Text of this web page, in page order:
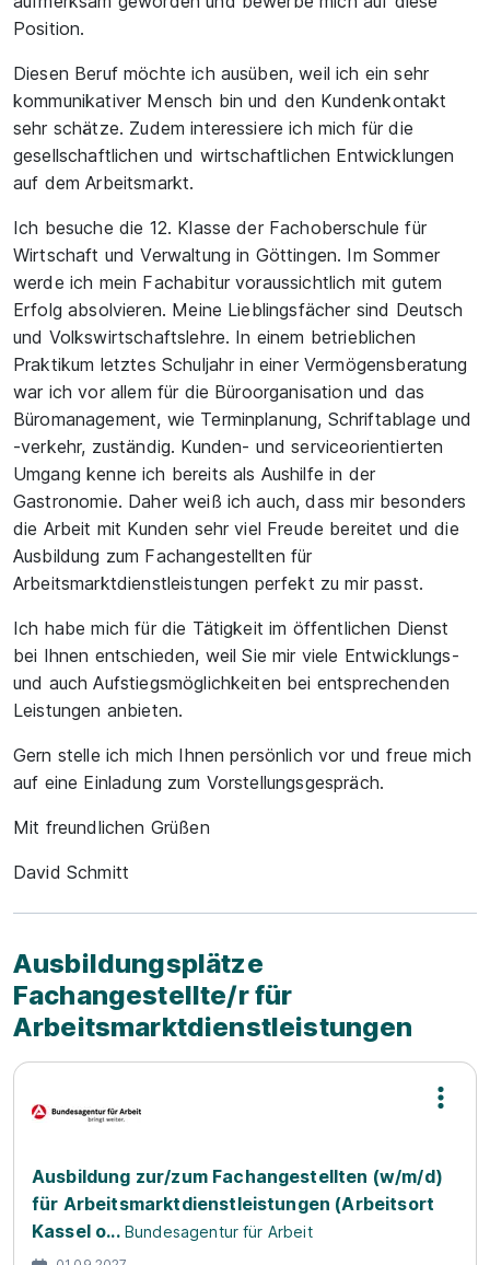
Position.
Diesen Beruf möchte ich ausüben, weil ich ein sehr
kommunikativer Mensch bin und den Kundenkontakt
sehr schätze. Zudem interessiere ich mich für die
gesellschaftlichen und wirtschaftlichen Entwicklungen
auf dem Arbeitsmarkt.
Ich besuche die 12. Klasse der Fachoberschule für
Wirtschaft und Verwaltung in Göttingen. Im Sommer
werde ich mein Fachabitur voraussichtlich mit gutem
Erfolg absolvieren. Meine Lieblingsfächer sind Deutsch
und Volkswirtschaftslehre. In einem betrieblichen
Praktikum letztes Schuljahr in einer Vermögensberatung
war ich vor allem für die Büroorganisation und das
Büromanagement, wie Terminplanung, Schriftablage und
-verkehr, zuständig. Kunden- und serviceorientierten
Umgang kenne ich bereits als Aushilfe in der
Gastronomie. Daher weiß ich auch, dass mir besonders
die Arbeit mit Kunden sehr viel Freude bereitet und die
Ausbildung zum Fachangestellten für
Arbeitsmarktdienstleistungen perfekt zu mir passt.
Ich habe mich für die Tätigkeit im öffentlichen Dienst
bei Ihnen entschieden, weil Sie mir viele Entwicklungs-
und auch Aufstiegsmöglichkeiten bei entsprechenden
Leistungen anbieten.
Gern stelle ich mich Ihnen persönlich vor und freue mich
auf eine Einladung zum Vorstellungsgespräch.
Mit freundlichen Grüßen
David Schmitt
Ausbildungsplätze
Fachangestellte/r für
Arbeitsmarktdienstleistungen
Ausbildung zur/zum Fachangestellten (w/m/d)
für Arbeitsmarktdienstleistungen (Arbeitsort
Kassel o... Bundesagentur für Arbeit